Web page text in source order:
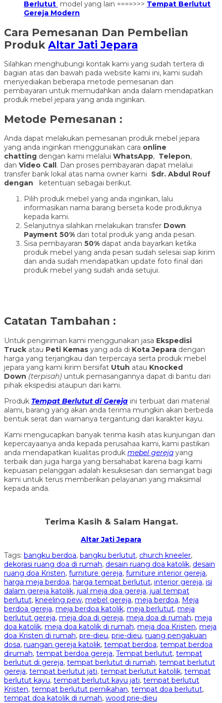
Berlutut model yang lain ====>>> Tempat Berlutut
Gereja Modern
Cara Pemesanan Dan Pembelian
Produk Altar Jati Jepara
Silahkan menghubungi kontak kami yang sudah tertera di
bagian atas dan bawah pada website kami ini, kami sudah
menyediakan beberapa metode pemesanan dan
pembayaran untuk memudahkan anda dalam mendapatkan
produk mebel jepara yang anda inginkan.
Metode Pemesanan :
Anda dapat melakukan pemesanan produk mebel jepara
yang anda inginkan menggunakan cara online
chatting dengan kami melalui WhatsApp, Telepon,
dan Video Call. Dan proses pembayaran dapat melalui
transfer bank lokal atas nama owner kami Sdr. Abdul Rouf
dengan ketentuan sebagai berikut.
Pilih produk mebel yang anda inginkan, lalu
informasikan nama barang berseta kode produknya
kepada kami.
Selanjutnya silahkan melakukan transfer Down
Payment 50% dari total produk yang anda pesan.
Sisa pembayaran 50% dapat anda bayarkan ketika
produk mebel yang anda pesan sudah selesai siap kirim
dan anda sudah mendapatkan update foto final dari
produk mebel yang sudah anda setujui.
Catatan Tambahan :
Untuk pengiriman kami menggunakan jasa Ekspedisi
Truck atau Peti Kemas yang ada di Kota Jepara dengan
harga yang terjangkau dan terpercaya serta produk mebel
jepara yang kami kirim bersifat Utuh atau Knocked
Down (terpisah) untuk pemasangannya dapat di bantu dari
pihak ekspedisi ataupun dari kami.
Produk Tempat Berlutut di Gereja ini terbuat dari material
alami, barang yang akan anda terima mungkin akan berbeda
bentuk serat dan warnanya tergantung dari karakter kayu.
Kami mengucapkan banyak terima kasih atas kunjungan dan
kepercayaanya anda kepada perusahaa kami, kami pastikan
anda mendapatkan kualitas produk mebel gereja yang
terbaik dan juga harga yang bersahabat karena bagi kami
kepuasan pelanggan adalah kesuksesan dan semangat bagi
kami untuk terus memberikan pelayanan yang maksimal
kepada anda.
Terima Kasih & Salam Hangat.
Altar Jati Jepara
Tags: bangku berdoa, bangku berlutut, church kneeler,
dekorasi ruang doa di rumah, desain ruang doa katolik, desain
ruang doa Kristen, furniture gereja, furniture interior gereja,
harga meja berdoa, harga tempat berlutut, interior gereja, isi
dalam gereja katolik, jual meja doa gereja, jual tempat
berlutut, kneeling pew, mebel gereja, meja berdoa, Meja
berdoa gereja, meja berdoa katolik, meja berlutut, meja
berlutut gereja, meja doa di gereja, meja doa di rumah, meja
doa katolik, meja doa katolik di rumah, meja doa Kristen, meja
doa Kristen di rumah, pre-dieu, prie-dieu, ruang pengakuan
dosa, ruangan gereja katolik, tempat berdoa, tempat berdoa
dirumah, tempat berdoa gereja, Tempat berlutut, tempat
berlutut di gereja, tempat berlutut di rumah, tempat berlutut
gereja, tempat berlutut jati, tempat berlutut katolik, tempat
berlutut kayu, tempat berlutut kayu jati, tempat berlutut
Kristen, tempat berlutut pernikahan, tempat doa berlutut,
tempat doa katolik di rumah, wood prie-dieu